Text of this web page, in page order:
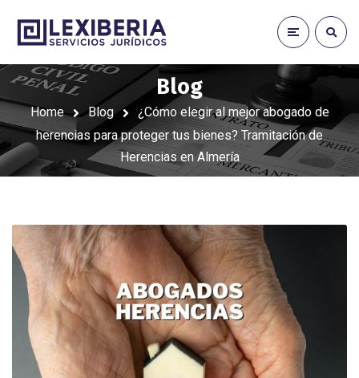
Blog
Home Blog
¿Cómo elegir al mejor abogado de
herencias para proteger tus bienes? Tramitación de
Herencias en Almería